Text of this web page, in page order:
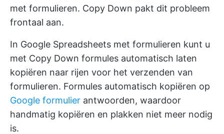
met formulieren. Copy Down pakt dit probleem
frontaal aan.
In Google Spreadsheets met formulieren kunt u
met Copy Down formules automatisch laten
kopiëren naar rijen voor het verzenden van
formulieren. Formules automatisch kopiëren op
Google formulier antwoorden, waardoor
handmatig kopiëren en plakken niet meer nodig
is.